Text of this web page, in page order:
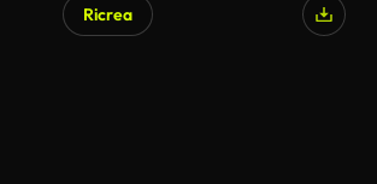
Ricrea